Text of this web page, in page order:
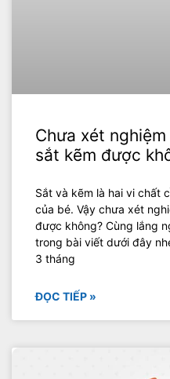
Chưa xét
sắt kẽm được
Sắt và kẽm là hai vi chất
của bé. Vậy chưa xét
được không? Cùng lắng
trong bài viết dưới đây
3 tháng
ĐỌC TIẾP »